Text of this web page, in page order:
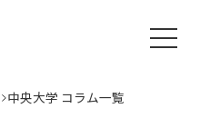
中央大学 コラム一覧